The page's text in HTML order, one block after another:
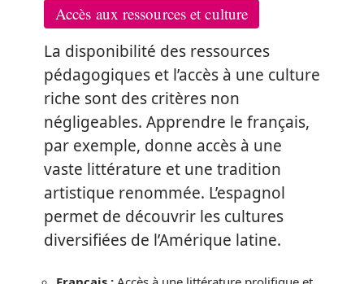
Accès aux ressources et culture
La disponibilité des ressources
pédagogiques et l’accès à une culture
riche sont des critères non
négligeables. Apprendre le français,
par exemple, donne accès à une
vaste littérature et une tradition
artistique renommée. L’espagnol
permet de découvrir les cultures
diversifiées de l’Amérique latine.